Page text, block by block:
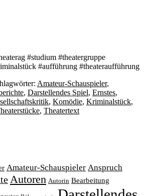
#studium #theatergruppe
#aufführung #theateraufführung
Amateur-Schauspieler,
, Darstellendes Spiel, Ernstes,
, Komödie, Kriminalstück,
, Theatertext
Amateur-Schauspieler Anspruch
Autoren Autorin Bearbeitung